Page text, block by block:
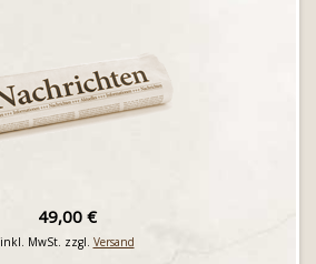
49,00 €
inkl. MwSt. zzgl. Versand